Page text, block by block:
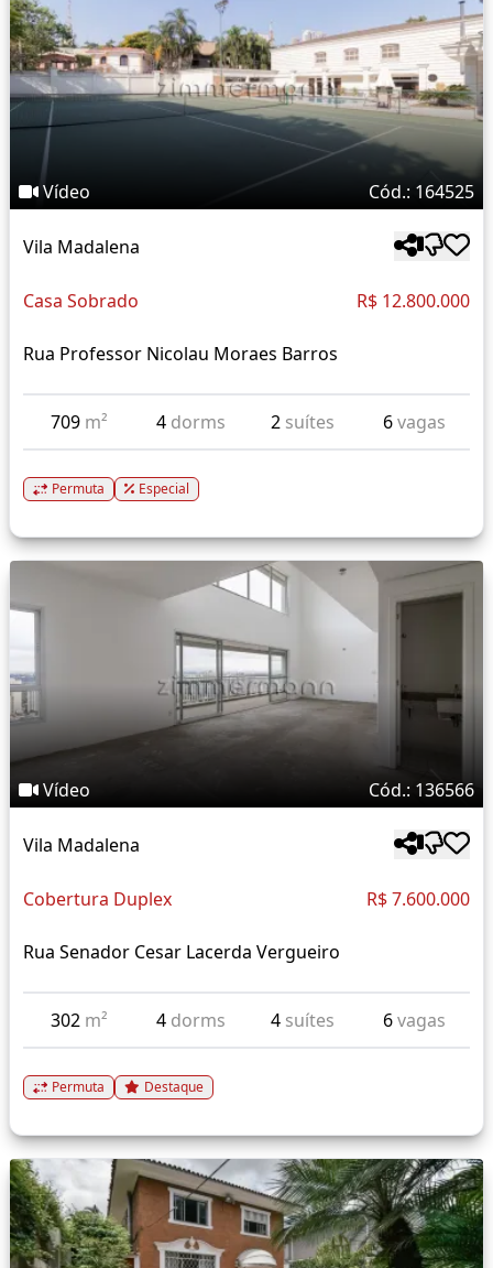
Vídeo Cód.: 164525
Vila Madalena
Casa Sobrado R$ 12.800.000
Rua Professor Nicolau Moraes Barros
709 m² 4 dorms 2 suítes 6vagas
Permuta Especial
Vídeo Cód.: 136566
Vila Madalena
Cobertura Duplex R$ 7.600.000
Rua Senador Cesar Lacerda Vergueiro
302 m² 4 dorms 4 suítes 6vagas
Permuta Destaque